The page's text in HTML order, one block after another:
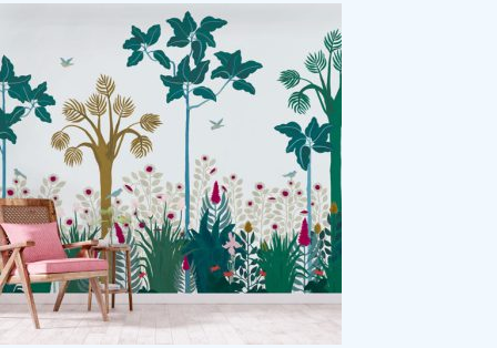
variations.
Les
options
peuvent
être
choisies
la
page
du
produit